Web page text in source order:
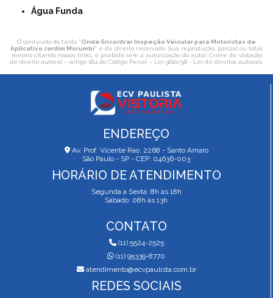
Água Funda
O conteúdo do texto "Onde Encontrar Inspeção Veicular para Motoristas de
Aplicativo Jardim Morumbi" é de direito reservado. Sua reprodução, parcial ou total,
mesmo citando nossos links, é proibida sem a autorização do autor. Crime de violação
de direito autoral – artigo 184 do Código Penal – Lei 9610/98 - Lei de direitos autorais
ENDEREÇO
Av. Prof. Vicente Rao, 2268 - Santo Amaro
São Paulo - SP - CEP: 04636-003
HORÁRIO DE ATENDIMENTO
Segunda a Sexta: 8h às 18h
Sábado: 08h às 13h
CONTATO
(11) 5524-2525
(11) 95339-8770
atendimento@ecvpaulista.com.br
REDES SOCIAIS